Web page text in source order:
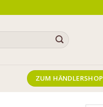
ZUM HÄNDLERSHOP